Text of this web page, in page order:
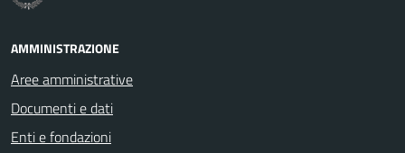
AMMINISTRAZIONE
Aree amministrative
Documenti e dati
Enti e fondazioni